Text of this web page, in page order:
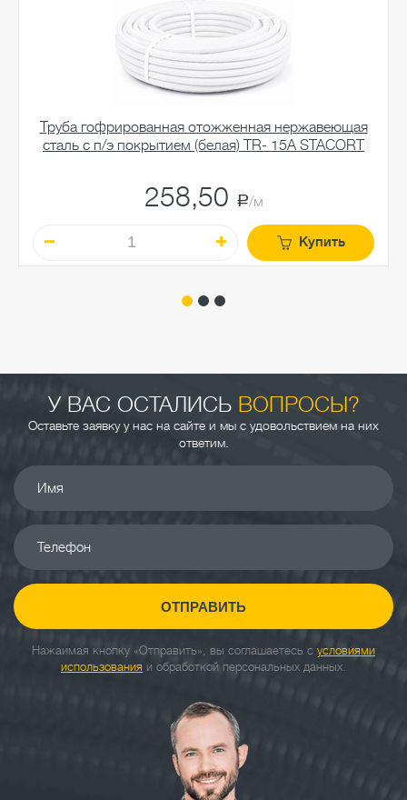
Труба гофрированная отожженная нержавеющая
сталь c п/э покрытием (белая) TR- 15A STACORT
258,50 a/м
Купить
У ВАС ОСТАЛИСЬ ВОПРОСЫ?
Оставьте заявку у нас на сайте и мы с удовольствием на них
ответим.
Имя
Телефон
ОТПРАВИТЬ
Нажаимая кнопку «Отправить», вы соглашаетесь с условиями
использования и обработкой персональных данных.